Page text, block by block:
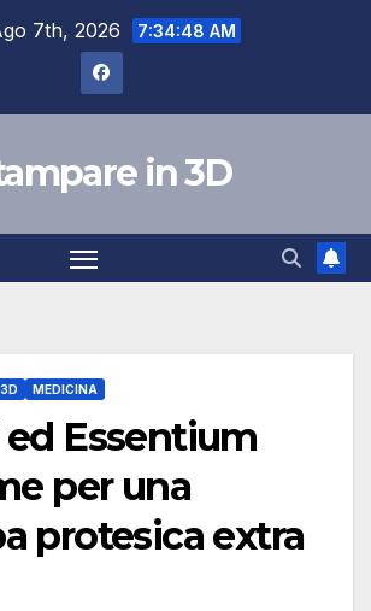
7th, 2026 7:34:49 AM
in 3D
MEDICINA
ed Essentium
per una
protesica extra